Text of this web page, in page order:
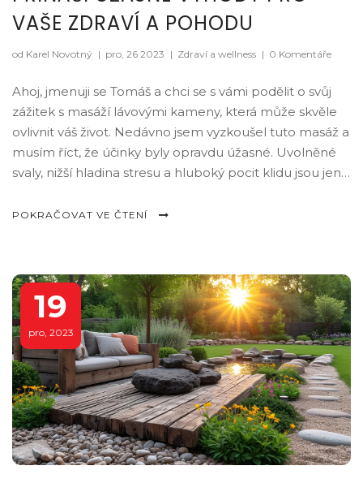
VAŠE ZDRAVÍ A POHODU
od Karel Novotný | pro, 26 2023 | Zdraví a wellness | 0 Komentáře
Ahoj, jmenuji se Tomáš a chci se s vámi podělit o svůj
zážitek s masáží lávovými kameny, která může skvěle
ovlivnit váš život. Nedávno jsem vyzkoušel tuto masáž a
musím říct, že účinky byly opravdu úžasné. Uvolněné
svaly, nižší hladina stresu a hluboký pocit klidu jsou jen
dopřát takovou péči, aby podpořil své zdraví a pohodu.
napsal jsem pro vás tento článek.
POKRAČOVAT VE ČTENÍ
19
pro, 2023